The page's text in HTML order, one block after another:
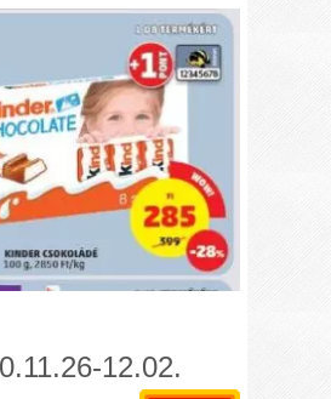
12.02.